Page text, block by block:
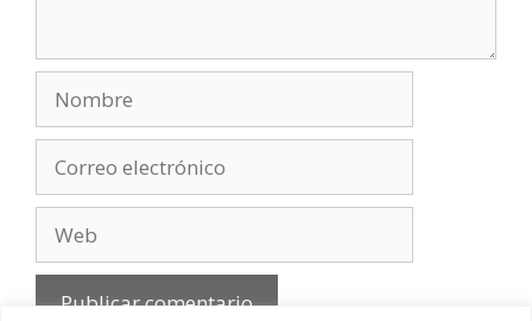
electrónico